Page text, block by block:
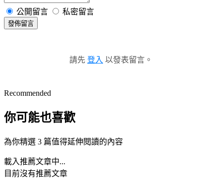
公開留言 私密留言
發佈留言
請先 登入 以發表留言。
Recommended
你可能也喜歡
為你精選 3 篇值得延伸閱讀的內容
載入推薦文章中...
目前沒有推薦文章